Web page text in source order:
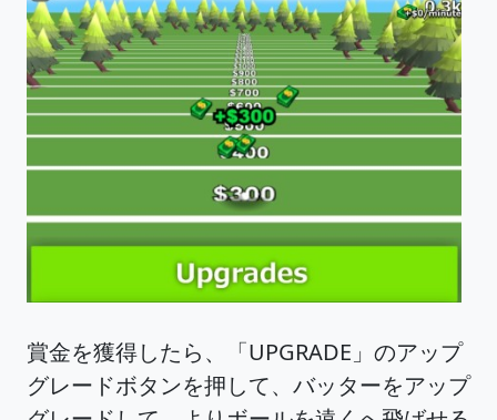
賞金を獲得したら、「UPGRADE」のアップ
グレードボタンを押して、バッターをアップ